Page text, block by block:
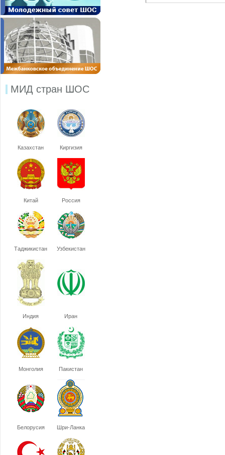
МИД стран ШОС
Казахстан Киргизия
Китай Россия
Таджикистан Узбекистан
Индия Иран
Монголия Пакистан
Белорусия Шри-Ланка